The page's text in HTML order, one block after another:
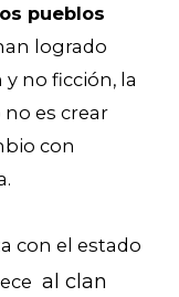
pueblos
logrado
no ficción, la
es crear
con
con el estado
al clan